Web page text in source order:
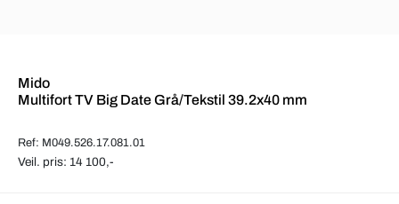
Mido
Multifort TV Big Date Grå/Tekstil 39.2x40 mm
Ref: M049.526.17.081.01
Veil. pris: 14 100,-